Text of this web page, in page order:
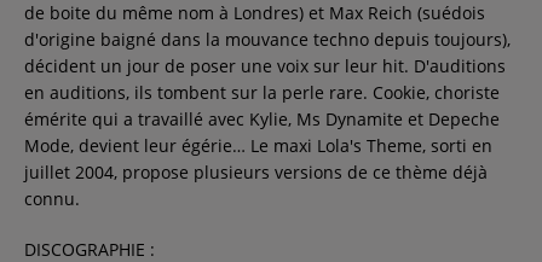
Recherche d'un titre
de boite du même nom à Londres) et Max Reich (suédois
d'origine baigné dans la mouvance techno depuis toujours),
décident un jour de poser une voix sur leur hit. D'auditions
en auditions, ils tombent sur la perle rare. Cookie, choriste
émérite qui a travaillé avec Kylie, Ms Dynamite et Depeche
Mode, devient leur égérie… Le maxi Lola's Theme, sorti en
juillet 2004, propose plusieurs versions de ce thème déjà
connu.
DISCOGRAPHIE :